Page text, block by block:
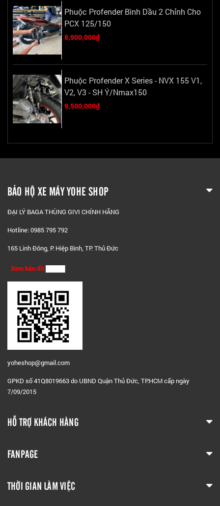
Phuộc Profender Bình Dầu 2 Chỉnh Cho
PCX 125/150
8,900,000₫
Phuộc Profender X Series - NVX 155 V1,
V2, V3 - SH Ý/Nmax150
9,500,000₫
BẢO HỘ XE MÁY YOHE SHOP
ĐẠI LÝ BAGA THÙNG GIVI CHÍNH HÃNG
Hotline: 0985 795 792
165 Linh Đông, P. Hiệp Bình, TP. Thủ Đức
Xem bản đồ
yoheshop@gmail.com
GPKD số 41Q8019663 do UBND Quận Thủ Đức, TP.HCM cấp ngày
7/09/2015
HỖ TRỢ KHÁCH HÀNG
FANPAGE
THỜI GIAN LÀM VIỆC